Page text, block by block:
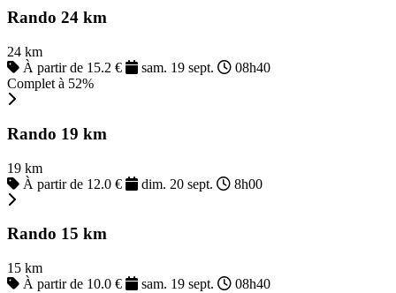
Rando 24 km
24 km
À partir de 15.2 €
sam. 19 sept.
08h40
Complet à 52%
Rando 19 km
19 km
À partir de 12.0 €
dim. 20 sept. 8h00
Rando 15 km
15 km
À partir de 10.0 €
sam. 19 sept. 08h40